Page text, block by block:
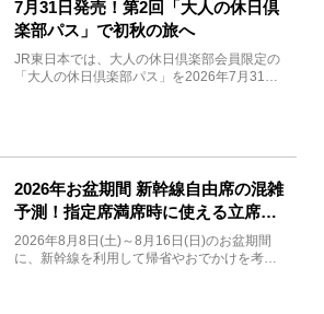
7月31日発売！第2回「大人の休日倶
楽部パス」で初秋の旅へ
JR東日本では、大人の休日倶楽部会員限定の
「大人の休日倶楽部パス」を2026年7月31日
2026年お盆期間 新幹線自由席の混雑
予測！指定席満席時に使える立席特
急券も解説
2026年8月8日(土)～8月16日(日)のお盆期間
に、新幹線を利用して帰省やおでかけを考え